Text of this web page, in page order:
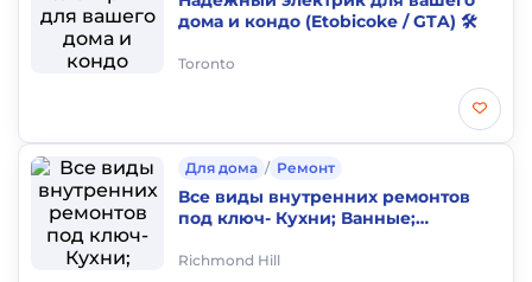
дома и кондо (Etobicoke / GTA) 🛠️
Toronto
Для дома / Ремонт
Все виды внутренних ремонтов
под ключ- Кухни; Ванные;
Richmond Hill